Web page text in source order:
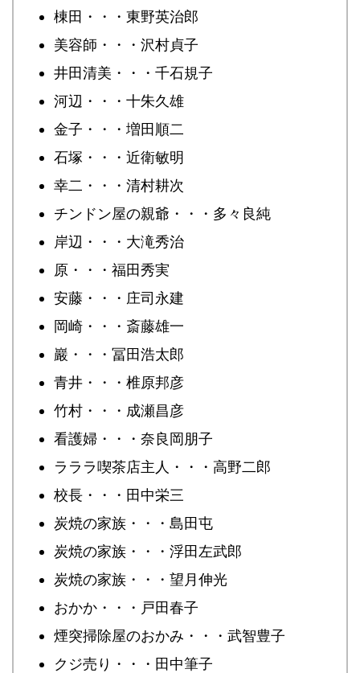
棟田・・・東野英治郎
美容師・・・沢村貞子
井田清美・・・千石規子
河辺・・・十朱久雄
金子・・・増田順二
石塚・・・近衛敏明
幸二・・・清村耕次
チンドン屋の親爺・・・多々良純
岸辺・・・大滝秀治
原・・・福田秀実
安藤・・・庄司永建
岡崎・・・斎藤雄一
巖・・・冨田浩太郎
青井・・・椎原邦彦
竹村・・・成瀬昌彦
看護婦・・・奈良岡朋子
ラララ喫茶店主人・・・高野二郎
校長・・・田中栄三
炭焼の家族・・・島田屯
炭焼の家族・・・浮田左武郎
炭焼の家族・・・望月伸光
おかか・・・戸田春子
煙突掃除屋のおかみ・・・武智豊子
クジ売り・・・田中筆子